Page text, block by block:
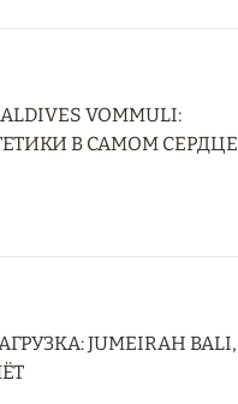
VOMMULI:
В САМОМ СЕРДЦЕ
JUMEIRAH BALI,